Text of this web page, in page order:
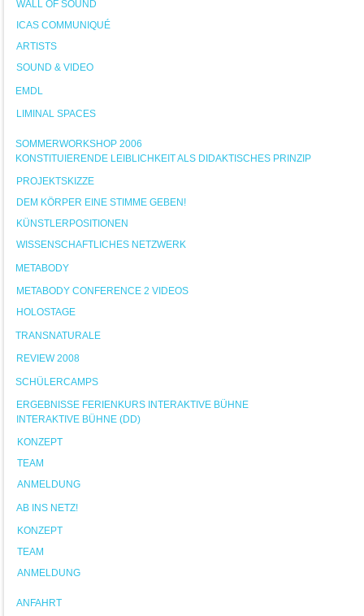
WALL OF SOUND
ICAS COMMUNIQUÉ
ARTISTS
SOUND & VIDEO
EMDL
LIMINAL SPACES
SOMMERWORKSHOP 2006
KONSTITUIERENDE LEIBLICHKEIT ALS DIDAKTISCHES PRINZIP
PROJEKTSKIZZE
DEM KÖRPER EINE STIMME GEBEN!
KÜNSTLERPOSITIONEN
WISSENSCHAFTLICHES NETZWERK
METABODY
METABODY CONFERENCE 2 VIDEOS
HOLOSTAGE
TRANSNATURALE
REVIEW 2008
SCHÜLERCAMPS
ERGEBNISSE FERIENKURS INTERAKTIVE BÜHNE
INTERAKTIVE BÜHNE (DD)
KONZEPT
TEAM
ANMELDUNG
AB INS NETZ!
KONZEPT
TEAM
ANMELDUNG
ANFAHRT